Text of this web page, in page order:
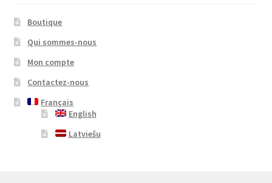
Boutique
Qui sommes-nous
Mon compte
Contactez-nous
Français
English
Latviešu